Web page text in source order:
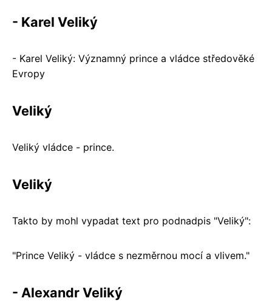
- Karel Veliký
- Karel Veliký: Významný prince a vládce středověké
Evropy
Veliký
Veliký vládce - prince.
Veliký
Takto by mohl vypadat text pro podnadpis "Veliký":
"Prince Veliký - vládce s nezměrnou mocí a vlivem."
- Alexandr Veliký